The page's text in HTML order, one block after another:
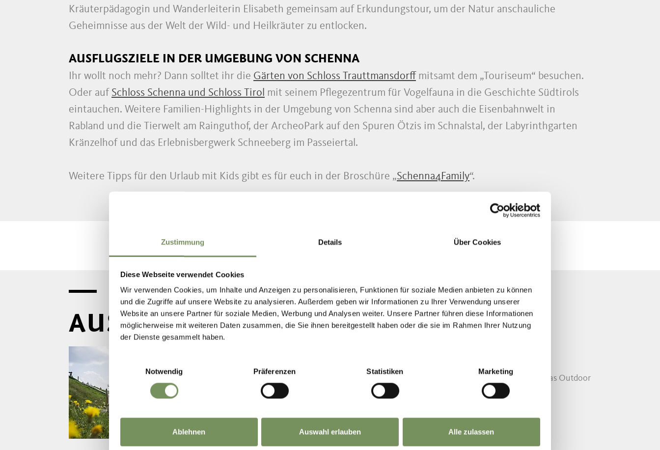
Zustimmung Details Über Cookies
Diese Webseite verwendet Cookies
Wir verwenden Cookies, um Inhalte und Anzeigen zu personalisieren, Funktionen für soziale Medien anbieten zu können
und die Zugriffe auf unsere Website zu analysieren. Außerdem geben wir Informationen zu Ihrer Verwendung unserer
Website an unsere Partner für soziale Medien, Werbung und Analysen weiter. Unsere Partner führen diese Informationen
möglicherweise mit weiteren Daten zusammen, die Sie ihnen bereitgestellt haben oder die sie im Rahmen Ihrer Nutzung
der Dienste gesammelt haben.
Notwendig
Präferenzen Statistiken Marketing
Ablehnen Auswahl erlauben Alle zulassen
Kräuterpädagogin und Wanderleiterin Elisabeth gemeinsam auf Erkundungstour, um der Natur anschauliche
Geheimnisse aus der Welt der Wild- und Heilkräuter zu entlocken.
AUSFLUGSZIELE IN DER UMGEBUNG VON SCHENNA
Ihr wollt noch mehr? Dann solltet ihr die Gärten von Schloss Trauttmansdorff mitsamt dem „Touriseum“ besuchen.
Oder auf Schloss Schenna und Schloss Tirol mit seinem Pflegezentrum für Vogelfauna in die Geschichte Südtirols
eintauchen. Weitere Familien-Highlights in der Umgebung von Schenna sind aber auch die Eisenbahnwelt in
Rabland und die Tierwelt am Rainguthof, der ArcheoPark auf den Spuren Ötzis im Schnalstal, der Labyrinthgarten
Kränzelhof und das Erlebnisbergwerk Schneeberg im Passeiertal.
Weitere Tipps für den Urlaub mit Kids gibt es für euch in der Broschüre „Schenna4Family“.
AUSFLUGSZIELE IN SCHENNA
Mutter Natur als Abenteuerspielplatz! Da schlagen Kinderherzen höher. Gut 1000 m2 umfasst das Outdoor
Spielparadies der Taser Alm. Wald und Wiesen, Bauernhof ...